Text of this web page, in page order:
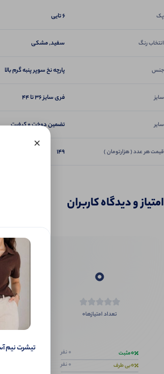
پک 6 تایی
انتخاب رنگ سفید, مشکی
جنس پارچه نخ سوپر پنبه گرم بالا
سایز فری سایز ۳۶ تا ۴۴
سایر تضمین دوخت و کیفیت
قیمت هر عدد ( هزارتومان ) 149
امتیاز و دیدگاه کاربران
0
تعداد امتیازها0
0مثبت 0 نفر
0بی طرف 0 نفر
×